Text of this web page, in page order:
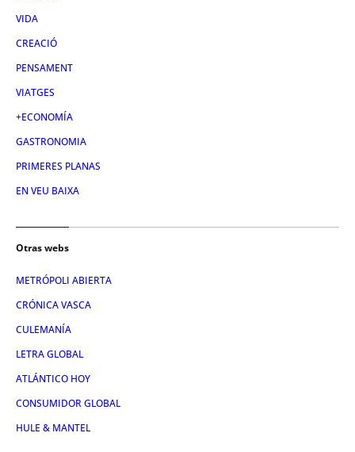
VIDA
CREACIÓ
PENSAMENT
VIATGES
+ECONOMÍA
GASTRONOMIA
PRIMERES PLANAS
EN VEU BAIXA
Otras webs
METRÓPOLI ABIERTA
CRÓNICA VASCA
CULEMANÍA
LETRA GLOBAL
ATLÁNTICO HOY
CONSUMIDOR GLOBAL
HULE & MANTEL